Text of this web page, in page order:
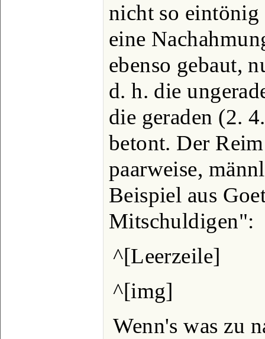
nicht so eintönig
eine
ebenso gebaut,
d. h. die
die geraden (2.
betont. Der
paarweise,
Beispiel aus
Mitschuldigen":
^[Leerzeile]
^[img]
Wenn's was zu